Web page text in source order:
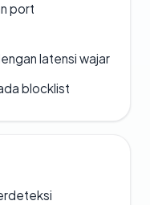
port
latensi wajar
blocklist